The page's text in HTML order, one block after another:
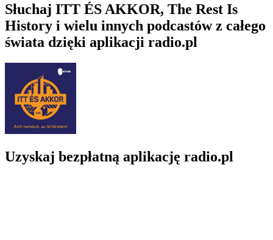
Słuchaj ITT ÉS AKKOR, The Rest Is
History i wielu innych podcastów z całego
świata dzięki aplikacji radio.pl
Uzyskaj bezpłatną aplikację radio.pl